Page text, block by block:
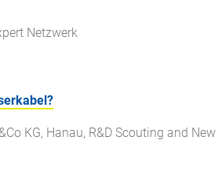
Netzwerk
KG, Hanau, R&D Scouting and